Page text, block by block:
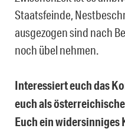
Staatsfeinde,
ausgezogen sind nach
noch übel nehmen.
Interessiert euch das
euch als
Euch ein widersinniges